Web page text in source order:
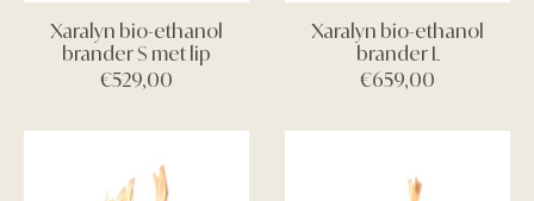
Xaralyn bio-ethanol
brander S met lip
€529,00
Xaralyn bio-ethanol
brander L
€659,00